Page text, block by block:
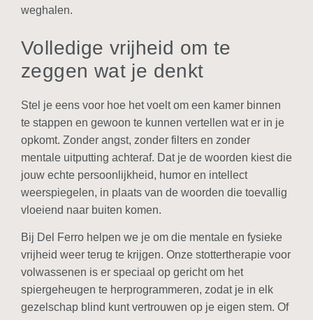
weghalen.
Volledige vrijheid om te
zeggen wat je denkt
Stel je eens voor hoe het voelt om een kamer binnen
te stappen en gewoon te kunnen vertellen wat er in je
opkomt. Zonder angst, zonder filters en zonder
mentale uitputting achteraf. Dat je de woorden kiest die
jouw echte persoonlijkheid, humor en intellect
weerspiegelen, in plaats van de woorden die toevallig
vloeiend naar buiten komen.
Bij Del Ferro helpen we je om die mentale en fysieke
vrijheid weer terug te krijgen. Onze stottertherapie voor
volwassenen is er speciaal op gericht om het
spiergeheugen te herprogrammeren, zodat je in elk
gezelschap blind kunt vertrouwen op je eigen stem. Of